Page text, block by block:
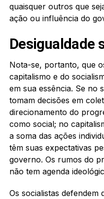
quaisquer outros que
ação ou influência do
Desigualdade
Nota-se, portanto, que
capitalismo e do
em sua essência. Se no
tomam decisões em
direcionamento do
como social; no
a soma das ações
têm suas expectativas
governo. Os rumos do
não tem agenda
Os socialistas defendem